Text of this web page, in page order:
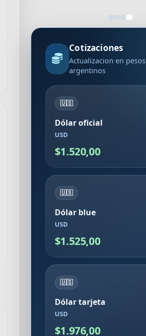
Cotizaciones
Actualizacion en pesos
argentinos
🇺🇸
Dólar oficial
USD
$1.520,00
🇺🇸
Dólar blue
USD
$1.525,00
🇺🇸
Dólar tarjeta
USD
$1.976,00